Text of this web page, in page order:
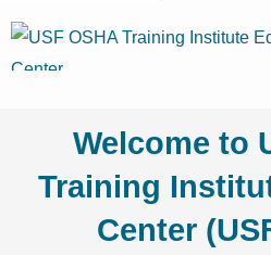
Welcome to
Training
Center